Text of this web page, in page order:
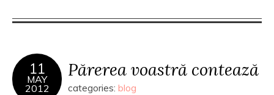
11
MAY
2012
Părerea voastră contează
categories: blog